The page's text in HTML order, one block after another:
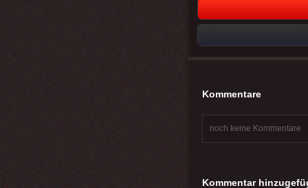
Kommentare
noch keine Kommentare
Kommentar